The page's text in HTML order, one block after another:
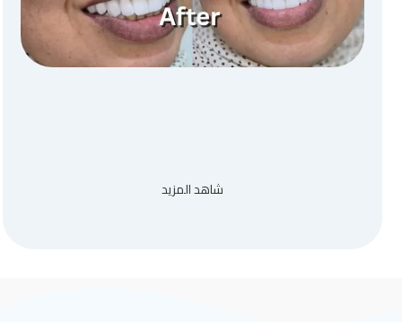
شاهد المزيد